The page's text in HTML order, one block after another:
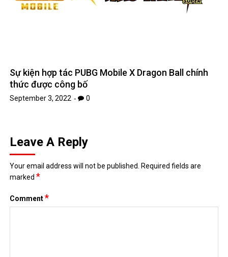
Sự kiện hợp tác PUBG Mobile X Dragon Ball chính
thức được công bố
September 3, 2022 0
Leave A Reply
Your email address will not be published. Required fields are
marked*
Comment*